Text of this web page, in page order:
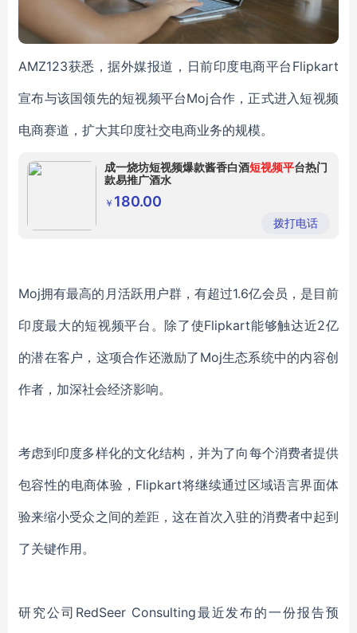
AMZ123获悉，据外媒报道，日前印度电商平台Flipkart
宣布与该国领先的短视频平台Moj合作，正式进入短视频
电商赛道，扩大其印度社交电商业务的规模。
成一烧坊短视频爆款酱香白酒短视频平台热门
款易推广酒水
￥ 180.00
拨打电话
Moj拥有最高的月活跃用户群，有超过1.6亿会员，是目前
印度最大的短视频平台。除了使Flipkart能够触达近2亿
的潜在客户，这项合作还激励了Moj生态系统中的内容创
作者，加深社会经济影响。
考虑到印度多样化的文化结构，并为了向每个消费者提供
包容性的电商体验，Flipkart将继续通过区域语言界面体
验来缩小受众之间的差距，这在首次入驻的消费者中起到
了关键作用。
研究公司RedSeer Consulting最近发布的一份报告预